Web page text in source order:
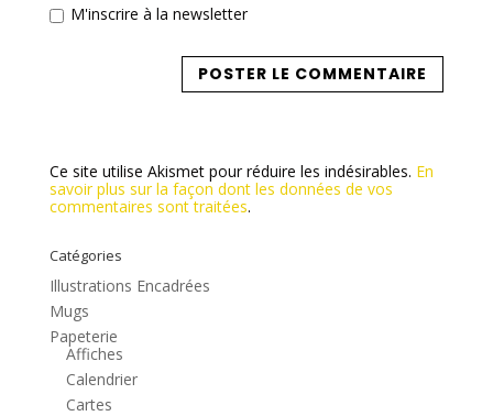
M'inscrire à la newsletter
Ce site utilise Akismet pour réduire les indésirables. En
savoir plus sur la façon dont les données de vos
commentaires sont traitées.
Catégories
Illustrations Encadrées
Mugs
Papeterie
Affiches
Calendrier
Cartes